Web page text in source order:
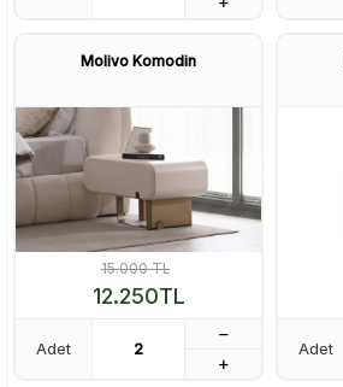
Molivo Komodin
15.000TL
12.250TL
Adet Adet